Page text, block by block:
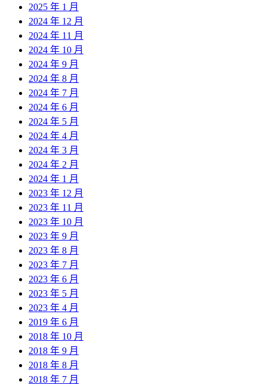
2025 年 1 月
2024 年 12 月
2024 年 11 月
2024 年 10 月
2024 年 9 月
2024 年 8 月
2024 年 7 月
2024 年 6 月
2024 年 5 月
2024 年 4 月
2024 年 3 月
2024 年 2 月
2024 年 1 月
2023 年 12 月
2023 年 11 月
2023 年 10 月
2023 年 9 月
2023 年 8 月
2023 年 7 月
2023 年 6 月
2023 年 5 月
2023 年 4 月
2019 年 6 月
2018 年 10 月
2018 年 9 月
2018 年 8 月
2018 年 7 月